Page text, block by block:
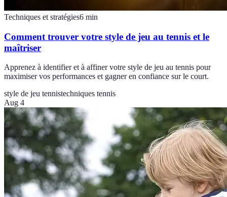
Techniques et stratégies6 min
Comment trouver votre style de jeu au tennis et le
maîtriser
Apprenez à identifier et à affiner votre style de jeu au tennis pour
maximiser vos performances et gagner en confiance sur le court.
style de jeu tennistechniques tennis
Aug 4